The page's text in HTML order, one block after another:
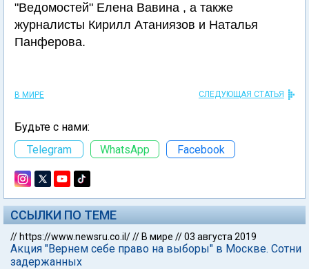
"Ведомостей" Елена Вавина , а также
журналисты Кирилл Атаниязов и Наталья
Панферова.
В МИРЕ СЛЕДУЮЩАЯ СТАТЬЯ
Будьте с нами:
Telegram
WhatsApp Facebook
ССЫЛКИ ПО ТЕМЕ
// https://www.newsru.co.il/// В мире //03 августа 2019
Акция "Вернем себе право на выборы" в Москве. Сотни
задержанных